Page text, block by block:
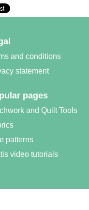
and conditions
statement
pages
and Quilt Tools
patterns
video tutorials